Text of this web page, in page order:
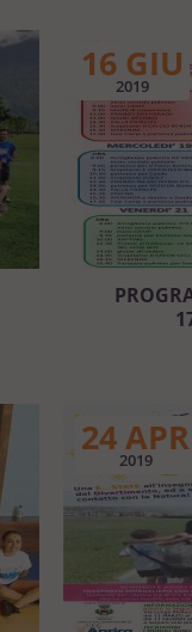
16 GIU
2019
24 APR
2019